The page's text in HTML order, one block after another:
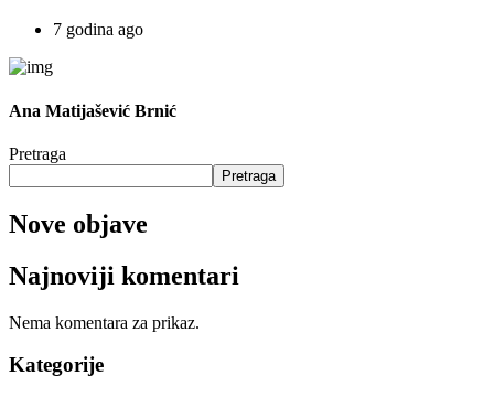
7 godina ago
Ana Matijašević Brnić
Pretraga
Pretraga
Nove objave
Najnoviji komentari
Nema komentara za prikaz.
Kategorije